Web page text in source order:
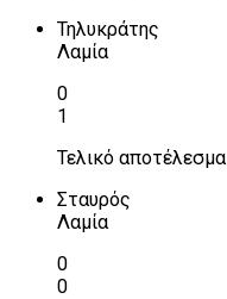
Τηλυκράτης
Λαμία
0
1
Τελικό αποτέλεσμα
Σταυρός
Λαμία
0
0